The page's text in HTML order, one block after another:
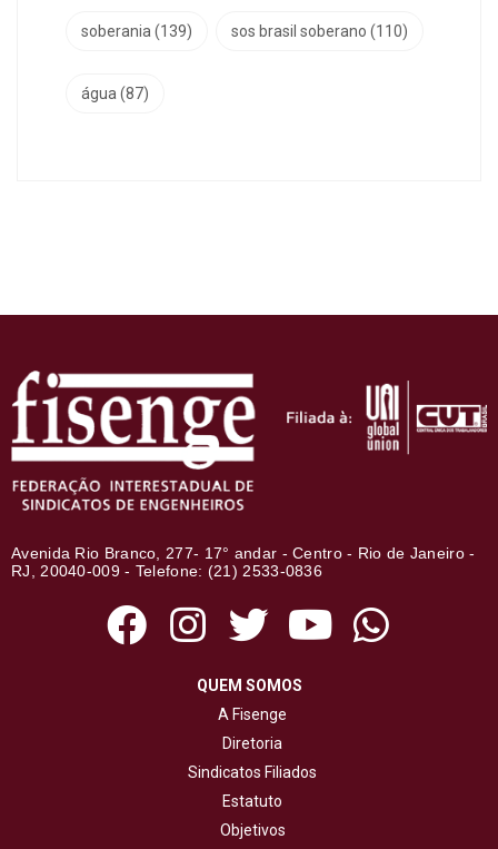
soberania(139) sos brasil soberano (110)
água(87)
Avenida Rio Branco, 277- 17° andar - Centro - Rio de Janeiro -
RJ, 20040-009 - Telefone: (21) 2533-0836
QUEM SOMOS
A Fisenge
Diretoria
Sindicatos Filiados
Estatuto
Objetivos